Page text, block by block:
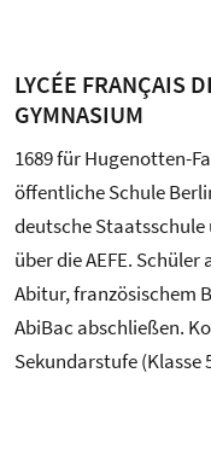
LYCÉE FRANÇAIS
GYMNASIUM
1689 für Hugenotten-
öffentliche Schule
deutsche
über die AEFE.
Abitur, französischem
AbiBac abschließen.
Sekundarstufe (Klasse